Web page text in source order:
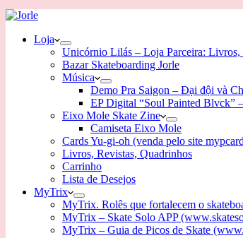
Loja
Unicórnio Lilás – Loja Parceira: Livros,
Bazar Skateboarding Jorle
Música
Demo Pra Saigon – Đại đội và
EP Digital “Soul Painted Blvck”
Eixo Mole Skate Zine
Camiseta Eixo Mole
Cards Yu-gi-oh (venda pelo site
Livros, Revistas, Quadrinhos
Carrinho
Lista de Desejos
MyTrix
MyTrix. Rolês que fortalecem o
MyTrix – Skate Solo APP
MyTrix – Guia de Picos de Skate